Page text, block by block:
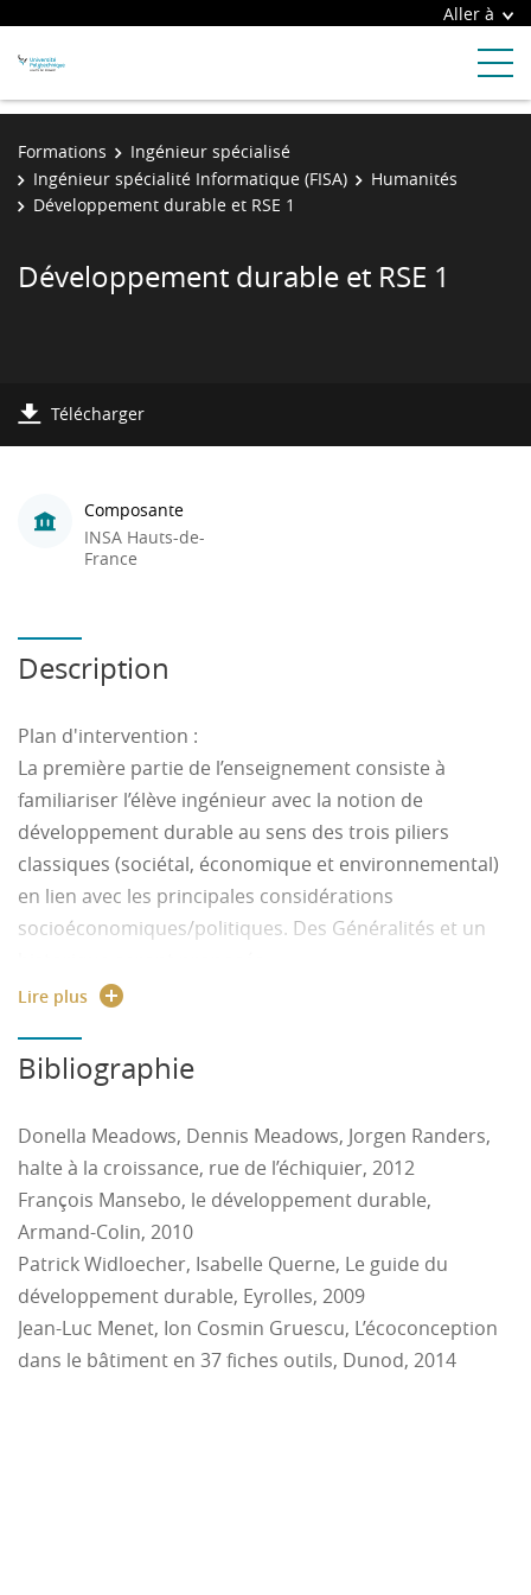
Aller à
Formations
Ingénieur spécialisé
Ingénieur spécialité Informatique (FISA)
Humanités
Développement durable et RSE 1
Développement durable et RSE 1
Télécharger
Composante
INSA Hauts-de-
France
Description
Plan d'intervention :
La première partie de l’enseignement consiste à
familiariser l’élève ingénieur avec la notion de
développement durable au sens des trois piliers
classiques (sociétal, économique et environnemental)
en lien avec les principales considérations
socioéconomiques/politiques. Des Généralités et un
La seconde partie du cours consiste à considérer le
responsabilité sociétale des entreprises (RSE). On
montrera notamment en quoi les parties prenantes
Lire plus
Bibliographie
Donella Meadows, Dennis Meadows, Jorgen Randers,
halte à la croissance, rue de l’échiquier, 2012
François Mansebo, le développement durable,
Armand-Colin, 2010
Patrick Widloecher, Isabelle Querne, Le guide du
développement durable, Eyrolles, 2009
Jean-Luc Menet, Ion Cosmin Gruescu, L’écoconception
dans le bâtiment en 37 fiches outils, Dunod, 2014